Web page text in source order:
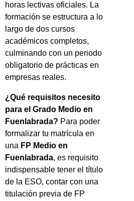
horas lectivas oficiales. La
formación se estructura a lo
largo de dos cursos
académicos completos,
culminando con un periodo
obligatorio de prácticas en
empresas reales.
¿Qué requisitos necesito
para el Grado Medio en
Fuenlabrada? Para poder
formalizar tu matrícula en
una FP Medio en
Fuenlabrada, es requisito
indispensable tener el título
de la ESO, contar con una
titulación previa de FP